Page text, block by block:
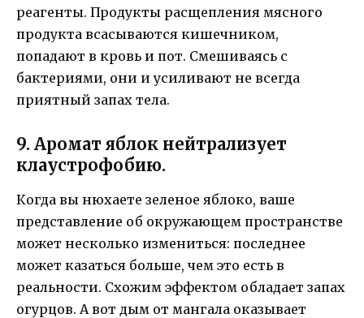
реагенты. Продукты расщепления мясного
продукта всасываются кишечником,
попадают в кровь и пот. Смешиваясь с
бактериями, они и усиливают не всегда
приятный запах тела.
9. Аромат яблок нейтрализует
клаустрофобию.
Когда вы нюхаете зеленое яблоко, ваше
представление об окружающем пространстве
может несколько измениться: последнее
может казаться больше, чем это есть в
реальности. Схожим эффектом обладает запах
огурцов. А вот дым от мангала оказывает